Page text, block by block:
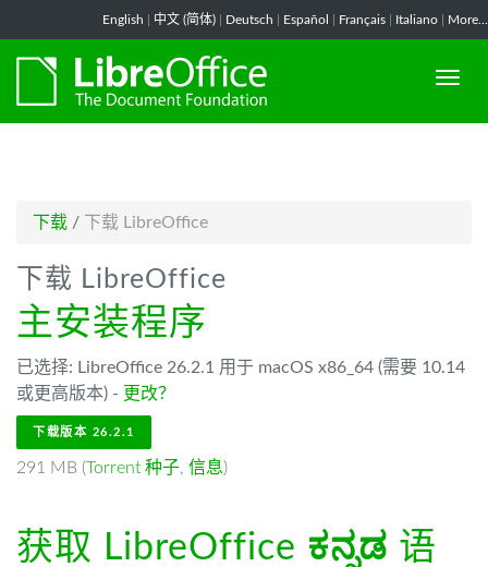
English 中文 (简体) Deutsch Español Français Italiano More...
下载 / 下载 LibreOffice
下载 LibreOffice
主安装程序
已选择: LibreOffice 26.2.1 用于 macOS x86_64 (需要 10.14
或更高版本) - 更改？
下载版本 26.2.1
291 MB (Torrent 种子, 信息)
获取 LibreOffice ಕನ್ನಡ 语